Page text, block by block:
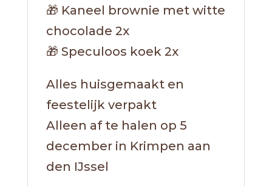
🎁 Kaneel brownie met witte
chocolade 2x
🎁 Speculoos koek 2x
Alles huisgemaakt en
feestelijk verpakt
Alleen af te halen op 5
december in Krimpen aan
den IJssel